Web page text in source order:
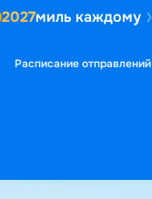
2027миль каждому
Расписание отправлений